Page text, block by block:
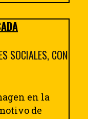
SOCIALES, CON
en la
de